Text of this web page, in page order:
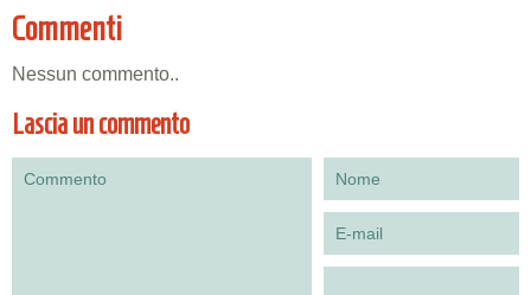
Commenti
Nessun commento..
Lascia un commento